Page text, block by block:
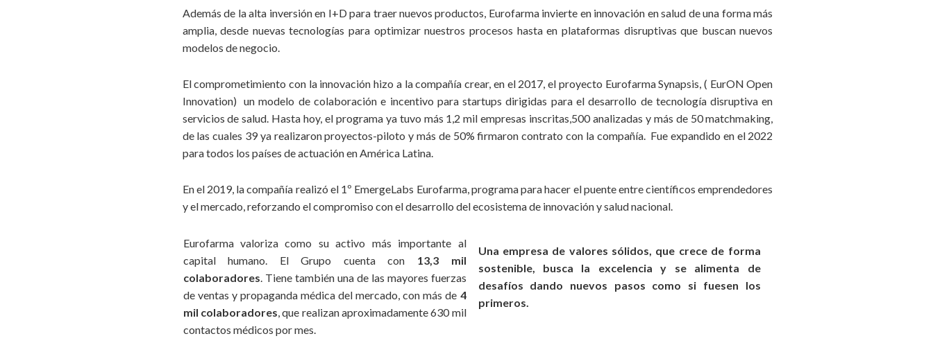
Además de la alta inversión en I+D para traer nuevos productos, Eurofarma invierte en innovación en salud de una forma más
amplia, desde nuevas tecnologías para optimizar nuestros procesos hasta en plataformas disruptivas que buscan nuevos
modelos de negocio.
El comprometimiento con la innovación hizo a la compañía crear, en el 2017, el proyecto Eurofarma Synapsis, ( EurON Open
Innovation) un modelo de colaboración e incentivo para startups dirigidas para el desarrollo de tecnología disruptiva en
servicios de salud. Hasta hoy, el programa ya tuvo más 1,2 mil empresas inscritas,500 analizadas y más de 50 matchmaking,
de las cuales 39 ya realizaron proyectos-piloto y más de 50% firmaron contrato con la compañía. Fue expandido en el 2022
para todos los países de actuación en América Latina.
En el 2019, la compañía realizó el 1º EmergeLabs Eurofarma, programa para hacer el puente entre científicos emprendedores
y el mercado, reforzando el compromiso con el desarrollo del ecosistema de innovación y salud nacional.
Eurofarma valoriza como su activo más importante al
capital humano. El Grupo cuenta con 13,3 mil
colaboradores . Tiene también una de las mayores fuerzas
de ventas y propaganda médica del mercado, con más de 4
mil colaboradores , que realizan aproximadamente 630 mil
contactos médicos por mes.
Una empresa de valores sólidos, que crece de forma
sostenible, busca la excelencia y se alimenta de
desafíos dando nuevos pasos como si fuesen los
primeros.